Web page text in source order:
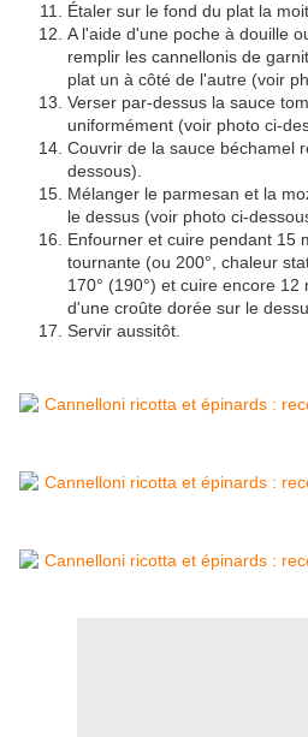
Étaler sur le fond du plat la
A l'aide d'une poche à douille
remplir les cannellonis de
plat un à côté de l'autre (voir
Verser par-dessus la sauce
uniformément (voir photo ci-
Couvrir de la sauce béchamel
dessous).
Mélanger le parmesan et la
le dessus (voir photo ci-
Enfourner et cuire pendant 15
tournante (ou 200°, chaleur
170° (190°) et cuire encore
d'une croûte dorée sur le
Servir aussitôt.